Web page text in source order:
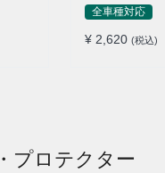
全車種対応
¥ 2,620 (税込)
プロテクター